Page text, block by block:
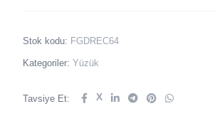
Stok kodu: FGDREC64
Kategoriler: Yüzük
Tavsiye Et: X